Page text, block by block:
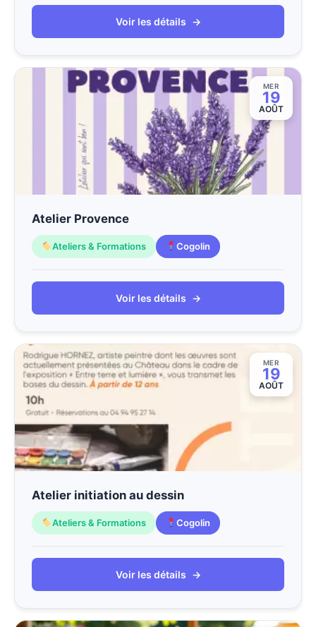
Voir les détails →
MER
19
AOÛT
Atelier Provence
Ateliers & Formations Cogolin
Voir les détails →
MER
19
AOÛT
Atelier initiation au dessin
Ateliers & Formations Cogolin
Voir les détails →